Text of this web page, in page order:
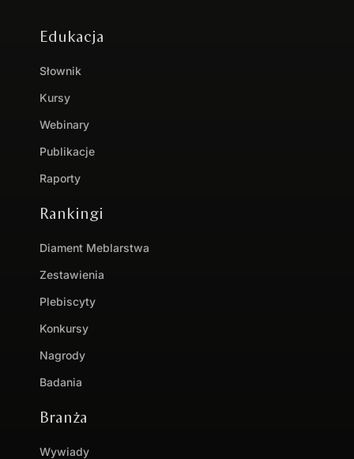
Edukacja
Słownik
Kursy
Webinary
Publikacje
Raporty
Rankingi
Diament Meblarstwa
Zestawienia
Plebiscyty
Konkursy
Nagrody
Badania
Branża
Wywiady